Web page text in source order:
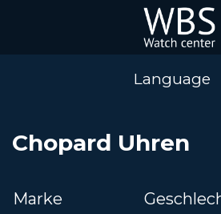
Language
Chopard Uhren
Marke